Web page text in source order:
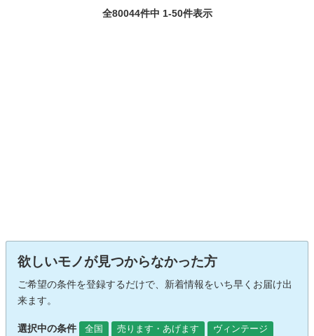
全80044件中 1-50件表示
欲しいモノが見つからなかった方
ご希望の条件を登録するだけで、新着情報をいち早くお届け出
来ます。
選択中の条件 全国 売ります・あげます ヴィンテージ